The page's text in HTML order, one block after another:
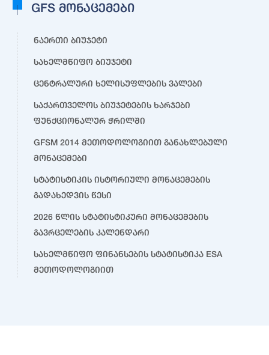
GFS მონაცემები
ნაერთი ბიუჯეტი
სახელმწიფო ბიუჯეტი
ცენტრალური ხელისუფლების ვალები
საქართველოს ბიუჯეტების ხარჯები
ფუნქციონალურ ჭრილში
GFSM 2014 მეთოდოლოგიით განახლებული
მონაცემები
სტატისტიკის ისტორიული მონაცემების
გადახედვის წესი
2026 წლის სტატისტიკური მონაცემების
გავრცელების კალენდარი
სახელმწიფო ფინანსების სტატისტიკა ESA
მეთოდოლოგიით